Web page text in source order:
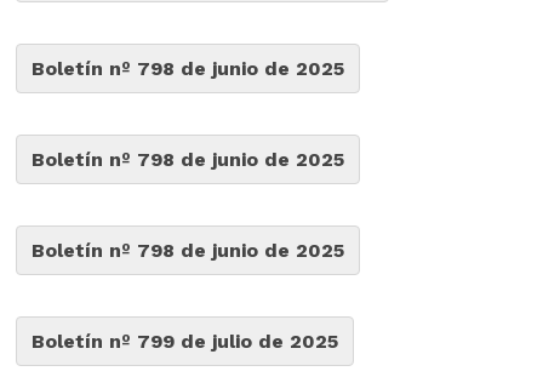
Boletín nº 798 de junio de 2025
Boletín nº 798 de junio de 2025
Boletín nº 798 de junio de 2025
Boletín nº 799 de julio de 2025